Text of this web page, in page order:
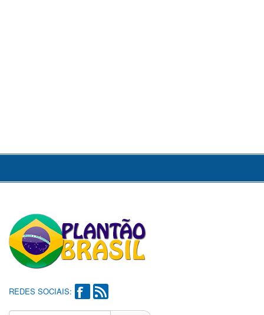
REDES SOCIAIS: